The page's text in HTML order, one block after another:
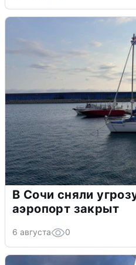
В Сочи сняли
аэропорт закрыт
6 августа 0